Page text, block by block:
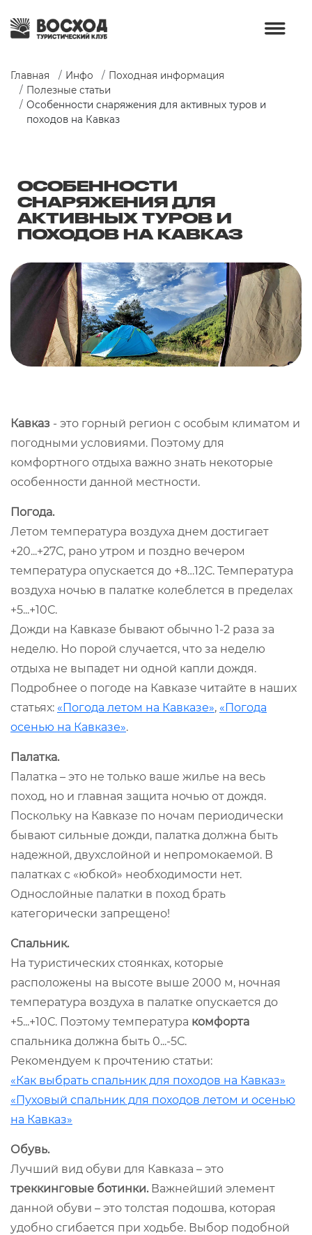
Главная Инфо
Походная информация
Полезные статьи
Особенности снаряжения для активных туров и
походов на Кавказ
ОСОБЕННОСТИ
СНАРЯЖЕНИЯ ДЛЯ
АКТИВНЫХ ТУРОВ И
ПОХОДОВ НА КАВКАЗ
Кавказ - это горный регион с особым климатом и
погодными условиями. Поэтому для
комфортного отдыха важно знать некоторые
особенности данной местности.
Погода.
Летом температура воздуха днем достигает
+20...+27С, рано утром и поздно вечером
температура опускается до +8…12С. Температура
воздуха ночью в палатке колеблется в пределах
+5...+10С.
Дожди на Кавказе бывают обычно 1-2 раза за
неделю. Но порой случается, что за неделю
отдыха не выпадет ни одной капли дождя.
Подробнее о погоде на Кавказе читайте в наших
статьях: «Погода летом на Кавказе», «Погода
осенью на Кавказе».
Палатка.
Палатка – это не только ваше жилье на весь
поход, но и главная защита ночью от дождя.
Поскольку на Кавказе по ночам периодически
бывают сильные дожди, палатка должна быть
надежной, двухслойной и непромокаемой. В
палатках с «юбкой» необходимости нет.
Однослойные палатки в поход брать
категорически запрещено!
Спальник.
На туристических стоянках, которые
расположены на высоте выше 2000 м, ночная
температура воздуха в палатке опускается до
+5...+10С. Поэтому температура комфорта
спальника должна быть 0...-5С.
Рекомендуем к прочтению статьи:
«Как выбрать спальник для походов на Кавказ»
«Пуховый спальник для походов летом и осенью
на Кавказ»
Обувь.
Лучший вид обуви для Кавказа – это
треккинговые ботинки. Важнейший элемент
данной обуви – это толстая подошва, которая
удобно сгибается при ходьбе. Выбор подобной